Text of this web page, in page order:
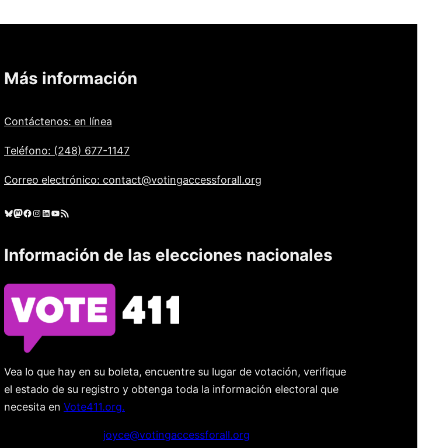
Más información
Contáctenos: en línea
Teléfono: (248) 677-1147
Correo electrónico: contact@votingaccessforall.org
Cielo azul Mastodonte Facebook Instagram LinkedIn YouTube Feed RSS
Información de las elecciones nacionales
Vea lo que hay en su boleta, encuentre su lugar de votación, verifique
el estado de su registro y obtenga toda la información electoral que
necesita en Vote411.org.
joyce@votingaccessforall.org